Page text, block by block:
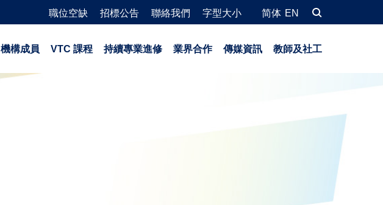
職位空缺 招標公告 聯絡我們 字型大小 简体 EN
機構成員 VTC 課程 持續專業進修 業界合作 傳媒資訊 教師及社工